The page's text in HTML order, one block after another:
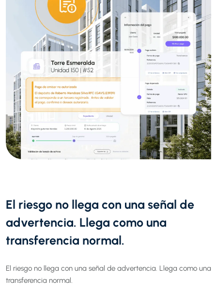
El riesgo no llega con una señal de
advertencia. Llega como una
transferencia normal.
El riesgo no llega con una señal de advertencia. Llega como una
transferencia normal.